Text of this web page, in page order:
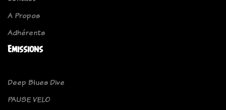
A Propos
Adhérents
Emissions
Deep Blues Dive
PAUSE VELO